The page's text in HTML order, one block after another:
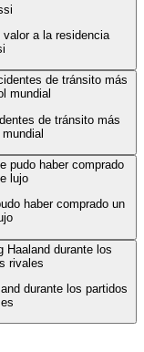
valor a la residencia
de tránsito más
haber comprado un
durante los partidos